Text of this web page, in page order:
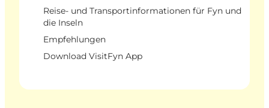
Reise- und Transportinformationen für Fyn und
die Inseln
Empfehlungen
Download VisitFyn App